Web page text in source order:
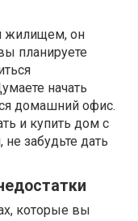
жилищем, он
планируете
начать
домашний офис.
и купить дом с
забудьте дать
которые вы